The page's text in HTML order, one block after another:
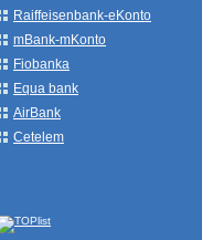
Raiffeisenbank-eKonto
mBank-mKonto
Fiobanka
Equa bank
AirBank
Cetelem